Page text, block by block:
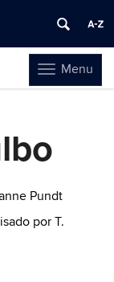
Toggle
navigation
Menu
Pundt
por T.